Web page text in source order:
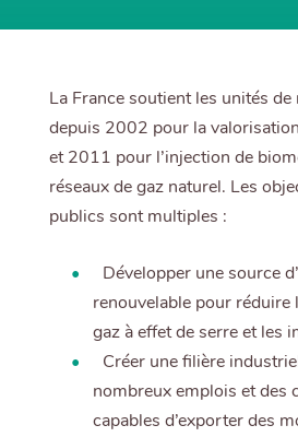
La France soutient les unités
depuis 2002 pour la
et 2011 pour l’injection de
réseaux de gaz naturel. Les
publics sont multiples :
Développer une source
renouvelable pour réduire
gaz à effet de serre et les
Créer une filière
nombreux emplois et des
capables d’exporter des